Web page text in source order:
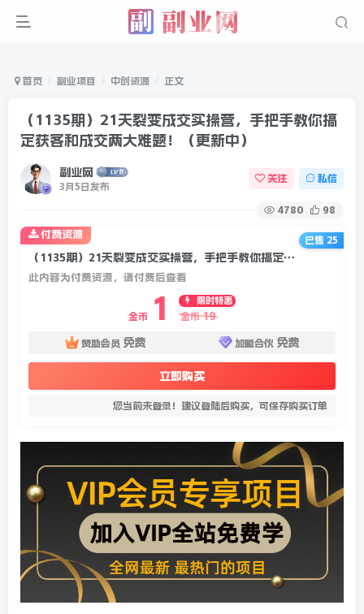
首页 副业项目 中创资源 正文
（1135期）21天裂变成交实操营，手把手教你搞
定获客和成交两大难题！（更新中）
副业网
3月5日发布
关注 私信
4780 98
（1135期）21天裂变成交实操营，手把手教你搞定获客和成交两大难题！（更新中）
此内容为付费资源，请付费后查看
金币 1
限时特惠
金币 19
赞助会员 免费 加盟合伙 免费
立即购买
您当前未登录！建议登陆后购买，可保存购买订单
付费资源
已售 25